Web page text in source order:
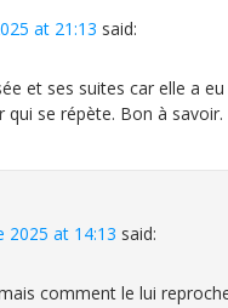
at 21:13 said:
et ses suites car elle a
qui se répète. Bon à savoir.
2025 at 14:13 said:
comment le lui